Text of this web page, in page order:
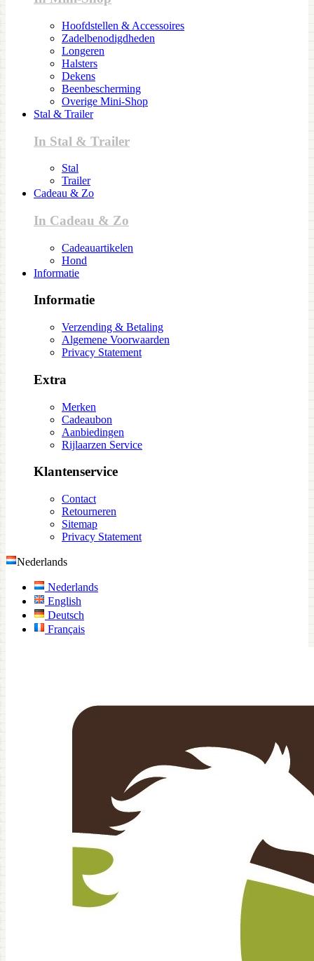
Hoofdstellen & Accessoires
Zadelbenodigdheden
Longeren
Halsters
Dekens
Beenbescherming
Overige Mini-Shop
Stal & Trailer
In Stal & Trailer
Stal
Trailer
Cadeau & Zo
In Cadeau & Zo
Cadeauartikelen
Hond
Informatie
Informatie
Verzending & Betaling
Algemene Voorwaarden
Privacy Statement
Extra
Merken
Cadeaubon
Aanbiedingen
Rijlaarzen Service
Klantenservice
Contact
Retourneren
Sitemap
Privacy Statement
Nederlands
Nederlands
English
Deutsch
Français